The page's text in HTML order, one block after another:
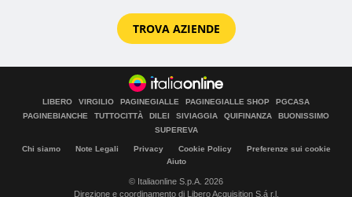
TROVA AZIENDE
LIBERO VIRGILIO PAGINEGIALLE PAGINEGIALLE SHOP
PGCASA
PAGINEBIANCHE
TUTTOCITTÀ DILEI SIVIAGGIA QUIFINANZA
BUONISSIMO
SUPEREVA
Chi siamo Note Legali Privacy Cookie Policy
Preferenze sui cookie
Aiuto
© Italiaonline S.p.A. 2026
Direzione e coordinamento di Libero Acquisition S.á r.l.